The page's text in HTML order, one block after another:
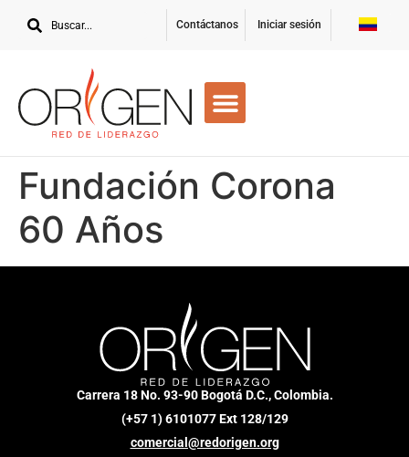
Contáctanos Iniciar sesión
Fundación Corona
60 Años
Carrera 18 No. 93-90 Bogotá D.C., Colombia.
(+57 1) 6101077 Ext 128/129
comercial@redorigen.org